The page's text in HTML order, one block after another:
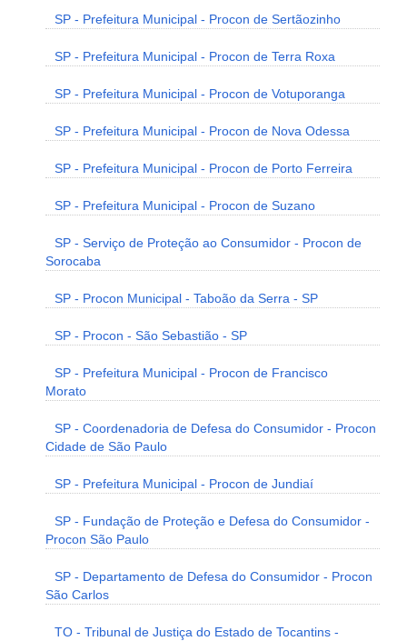
SP - Prefeitura Municipal - Procon de Sertãozinho
SP - Prefeitura Municipal - Procon de Terra Roxa
SP - Prefeitura Municipal - Procon de Votuporanga
SP - Prefeitura Municipal - Procon de Nova Odessa
SP - Prefeitura Municipal - Procon de Porto Ferreira
SP - Prefeitura Municipal - Procon de Suzano
SP - Serviço de Proteção ao Consumidor - Procon de
Sorocaba
SP - Procon Municipal - Taboão da Serra - SP
SP - Procon - São Sebastião - SP
SP - Prefeitura Municipal - Procon de Francisco
Morato
SP - Coordenadoria de Defesa do Consumidor - Procon
Cidade de São Paulo
SP - Prefeitura Municipal - Procon de Jundiaí
SP - Fundação de Proteção e Defesa do Consumidor -
Procon São Paulo
SP - Departamento de Defesa do Consumidor - Procon
São Carlos
TO - Tribunal de Justiça do Estado de Tocantins -